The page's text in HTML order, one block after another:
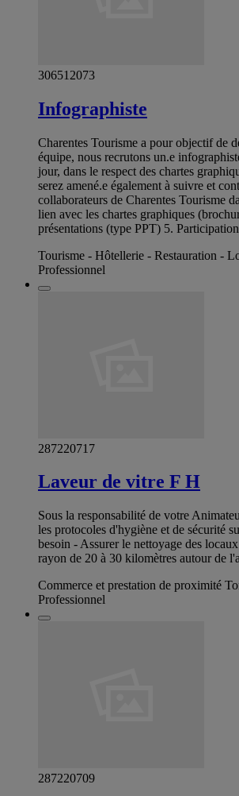
306512073
Infographiste
Charentes Tourisme a pour objectif de
équipe, nous recrutons un.e
jour, dans le respect des chartes
serez amené.e également à suivre et
collaborateurs de Charentes Tourisme
lien avec les chartes graphiques
présentations (type PPT) 5.
Tourisme - Hôtellerie - Restauration -
Professionnel
287220717
Laveur de vitre F H
Sous la responsabilité de votre
les protocoles d'hygiène et de sécurité
besoin - Assurer le nettoyage des
rayon de 20 à 30 kilomètres autour de
Commerce et prestation de proximité
Professionnel
287220709